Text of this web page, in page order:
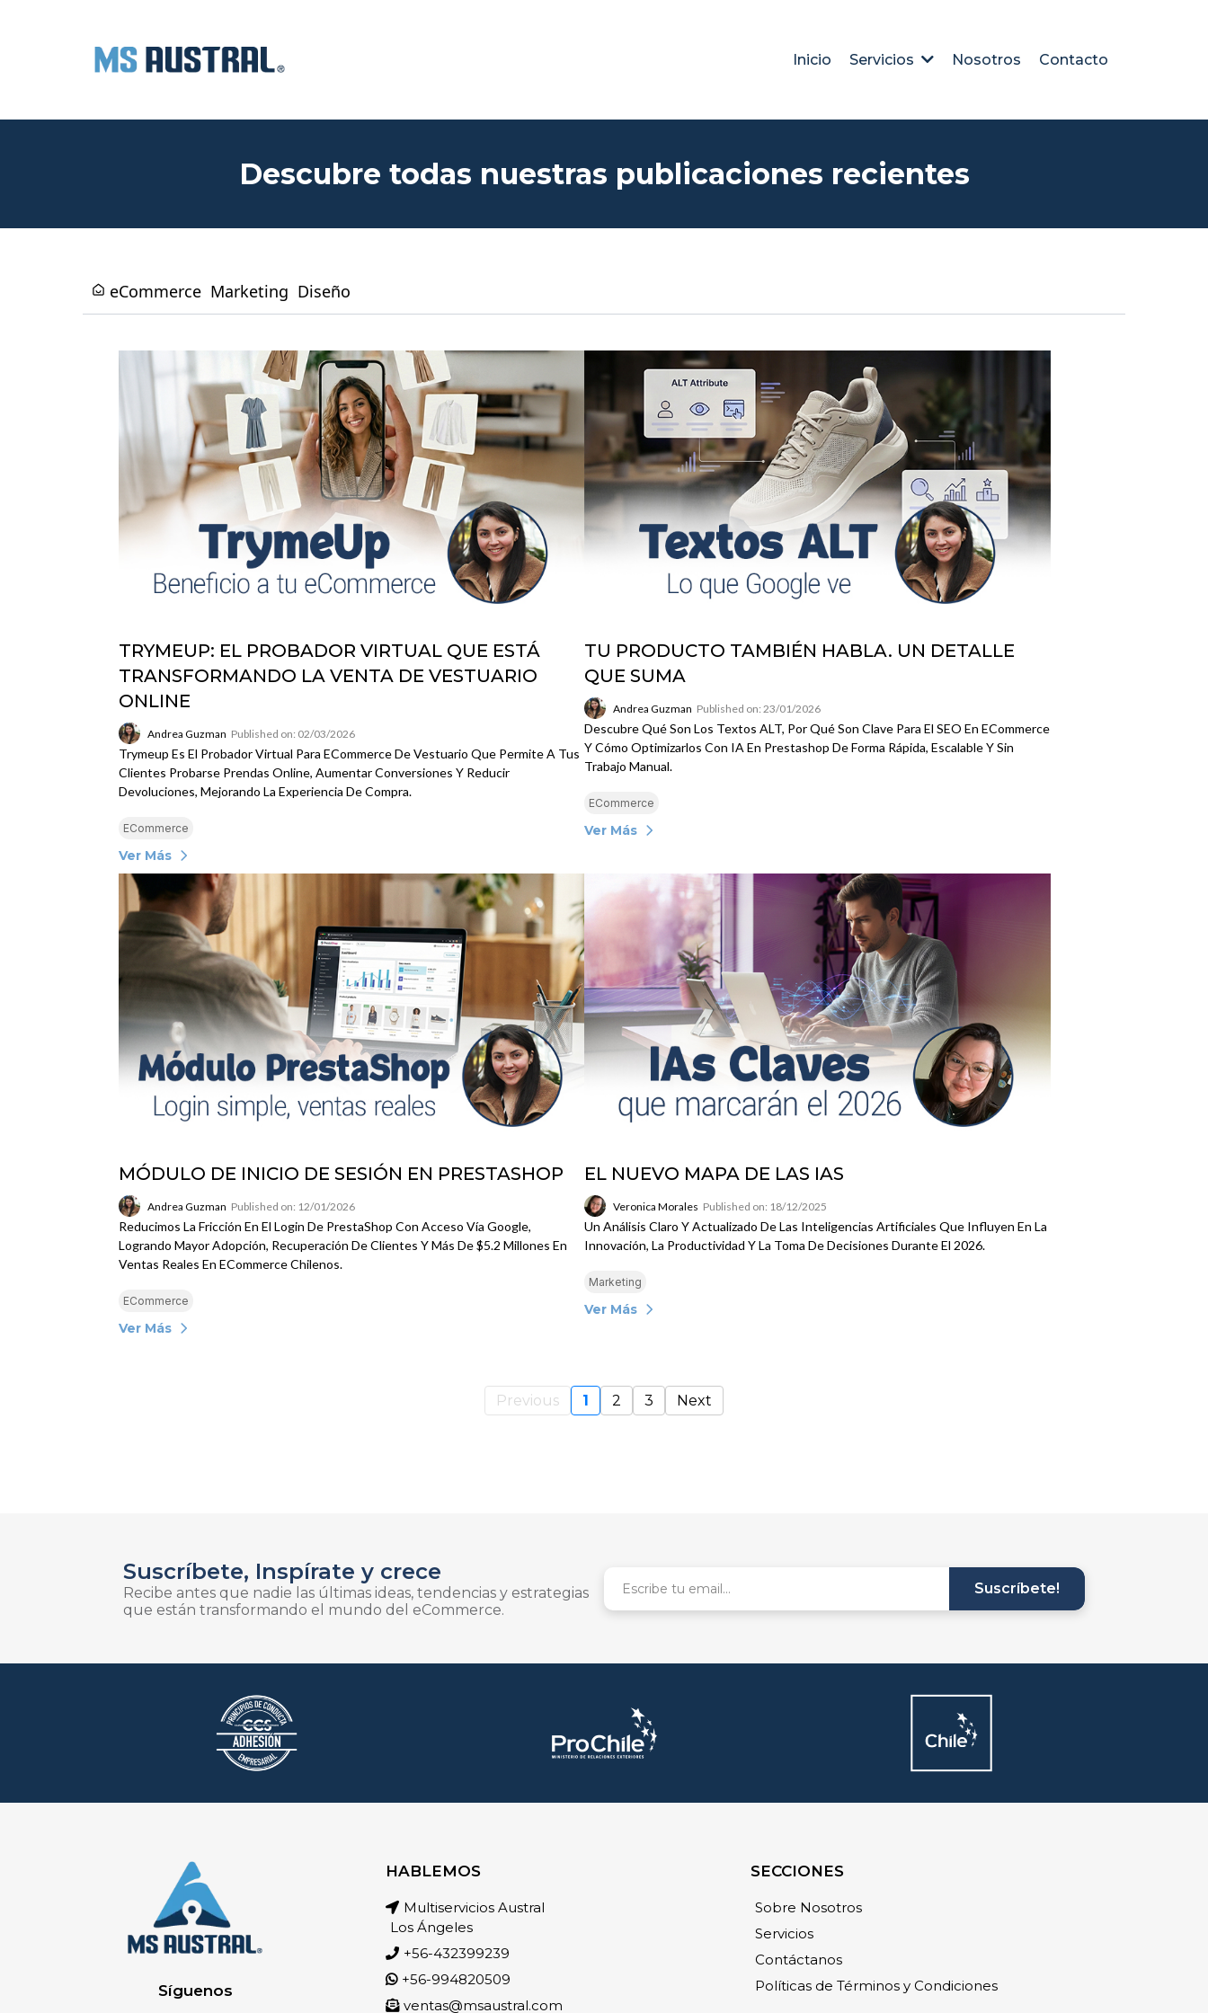
Inicio Servicios Nosotros Contacto
Descubre todas nuestras publicaciones recientes
eCommerce Marketing Diseño
TRYMEUP: EL PROBADOR VIRTUAL QUE ESTÁ
TRANSFORMANDO LA VENTA DE VESTUARIO
ONLINE
Andrea Guzman Published on: 02/03/2026
Trymeup Es El Probador Virtual Para ECommerce De Vestuario Que Permite A Tus
Clientes Probarse Prendas Online, Aumentar Conversiones Y Reducir
Devoluciones, Mejorando La Experiencia De Compra.
ECommerce
Ver Más
TU PRODUCTO TAMBIÉN HABLA. UN DETALLE
QUE SUMA
Andrea Guzman Published on: 23/01/2026
Descubre Qué Son Los Textos ALT, Por Qué Son Clave Para El SEO En ECommerce
Y Cómo Optimizarlos Con IA En Prestashop De Forma Rápida, Escalable Y Sin
Trabajo Manual.
ECommerce
Ver Más
MÓDULO DE INICIO DE SESIÓN EN PRESTASHOP
Andrea Guzman Published on: 12/01/2026
Reducimos La Fricción En El Login De PrestaShop Con Acceso Vía Google,
Logrando Mayor Adopción, Recuperación De Clientes Y Más De $5.2 Millones En
Ventas Reales En ECommerce Chilenos.
ECommerce
Ver Más
EL NUEVO MAPA DE LAS IAS
Veronica Morales Published on: 18/12/2025
Un Análisis Claro Y Actualizado De Las Inteligencias Artificiales Que Influyen En La
Innovación, La Productividad Y La Toma De Decisiones Durante El 2026.
Marketing
Ver Más
Previous 1 2 3 Next
Suscríbete, Inspírate y crece
Recibe antes que nadie las últimas ideas, tendencias y estrategias
que están transformando el mundo del eCommerce.
Suscríbete!
Síguenos
HABLEMOS
Multiservicios Austral
Los Ángeles
+56-432399239
+56-994820509
ventas@msaustral.com
SECCIONES
Sobre Nosotros
Servicios
Contáctanos
Políticas de Términos y Condiciones